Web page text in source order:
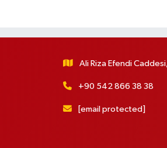
Ali Riza Efendi
+90 542 866 38 38
[email protected]